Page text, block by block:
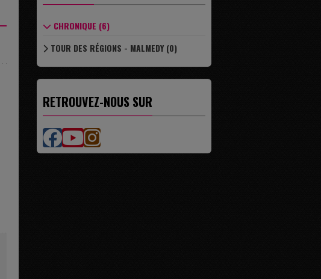
CHRONIQUE (6)
TOUR DES RÉGIONS - MALMEDY (0)
RETROUVEZ-NOUS SUR